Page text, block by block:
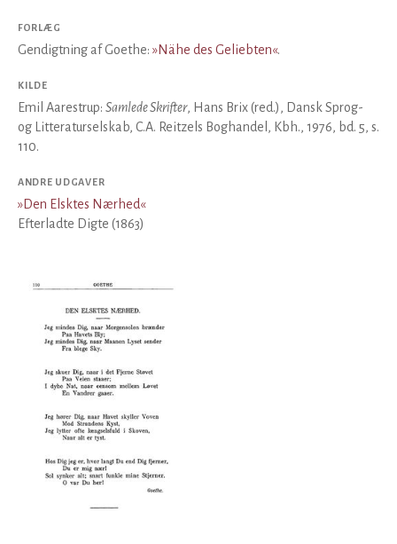
FORLÆG
Gendigtning af Goethe: »Nähe des Geliebten«.
KILDE
Emil Aarestrup: Samlede Skrifter, Hans Brix (red.), Dansk Sprog-
og Litteraturselskab, C.A. Reitzels Boghandel, Kbh., 1976, bd. 5, s.
110.
ANDRE UDGAVER
»Den Elsktes Nærhed«
Efterladte Digte (1863)